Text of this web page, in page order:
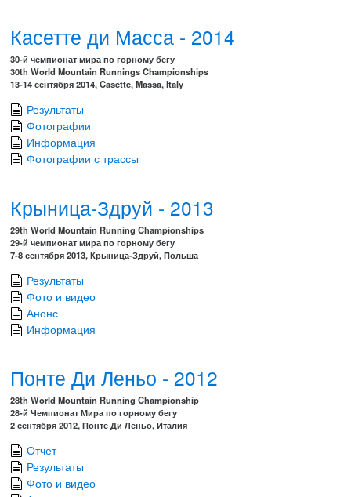
Касетте ди Масса - 2014
30-й чемпионат мира по горному бегу
30th World Mountain Runnings Championships
13-14 сентября 2014, Casette, Massa, Italy
Результаты
Фотографии
Информация
Фотографии с трассы
Крыница-Здруй - 2013
29th World Mountain Running Championships
29-й чемпионат мира по горному бегу
7-8 сентября 2013, Крыница-Здруй, Польша
Результаты
Фото и видео
Анонс
Информация
Понте Ди Леньо - 2012
28th World Mountain Running Championship
28-й Чемпионат Мира по горному бегу
2 сентября 2012, Понте Ди Леньо, Италия
Отчет
Результаты
Фото и видео